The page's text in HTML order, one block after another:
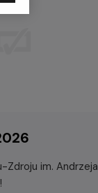
Zdroju im. Andrzeja